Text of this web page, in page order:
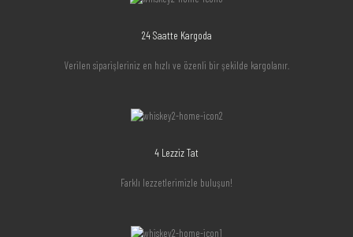
24 Saatte Kargoda
Verilen siparişleriniz en hızlı ve özenli bir şekilde kargolanır.
4 Lezziz Tat
Farklı lezzetlerimizle buluşun!